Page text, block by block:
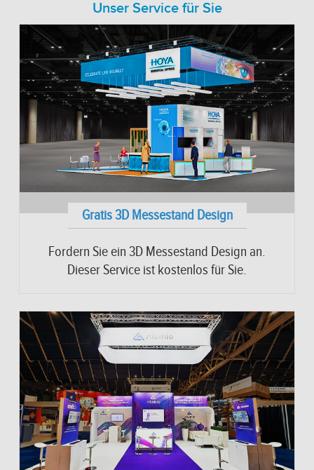
Unser Service für Sie
Gratis 3D Messestand Design
Fordern Sie ein 3D Messestand Design an.
Dieser Service ist kostenlos für Sie.